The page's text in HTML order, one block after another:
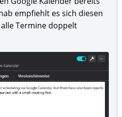
empfiehlt es sich diesen
Termine doppelt